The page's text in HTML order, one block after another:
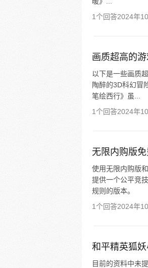
1个回答2024年
画质超高的
以下是一些画质
陶醉的3D科幻冒
笔绘西行》虽...
1个回答2024年
无限内购版
使用无限内购版
提供一个公平竞
规则的版本。
1个回答2024年
和平精英狐
目前的资料中未